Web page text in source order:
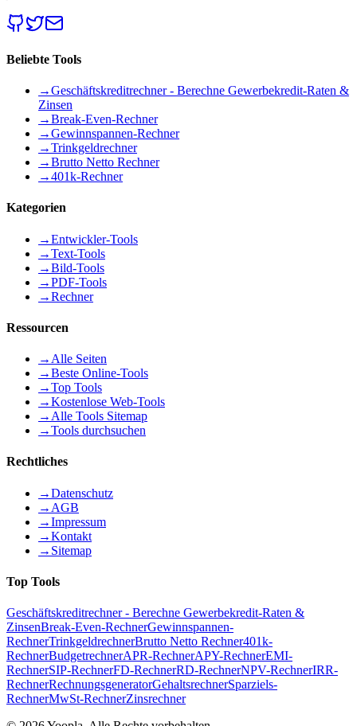
Beliebte Tools
→Geschäftskreditrechner - Berechne Gewerbekredit-Raten &
Zinsen
→Break-Even-Rechner
→Gewinnspannen-Rechner
→Trinkgeldrechner
→Brutto Netto Rechner
→401k-Rechner
Kategorien
→Entwickler-Tools
→Text-Tools
→Bild-Tools
→PDF-Tools
→Rechner
Ressourcen
→ Alle Seiten
→Beste Online-Tools
→Top Tools
→Kostenlose Web-Tools
→ Alle Tools Sitemap
→Tools durchsuchen
Rechtliches
→Datenschutz
→ AGB
→Impressum
→Kontakt
→ Sitemap
Top Tools
Geschäftskreditrechner - Berechne Gewerbekredit-Raten &
ZinsenBreak-Even-RechnerGewinnspannen-
RechnerTrinkgeldrechnerBrutto Netto Rechner401k-
RechnerBudgetrechnerAPR-RechnerAPY-RechnerEMI-
RechnerSIP-RechnerFD-RechnerRD-RechnerNPV-RechnerIRR-
RechnerRechnungsgeneratorGehaltsrechnerSparziels-
RechnerMwSt-RechnerZinsrechner